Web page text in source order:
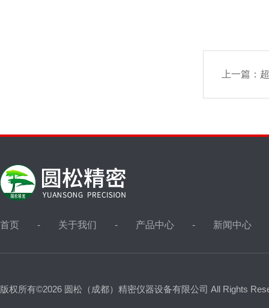
上一篇：
首页 关于我们 产品中心 新闻中心
版权所有©2026 圆松（成都）精密仪器设备有限公司 All Rights